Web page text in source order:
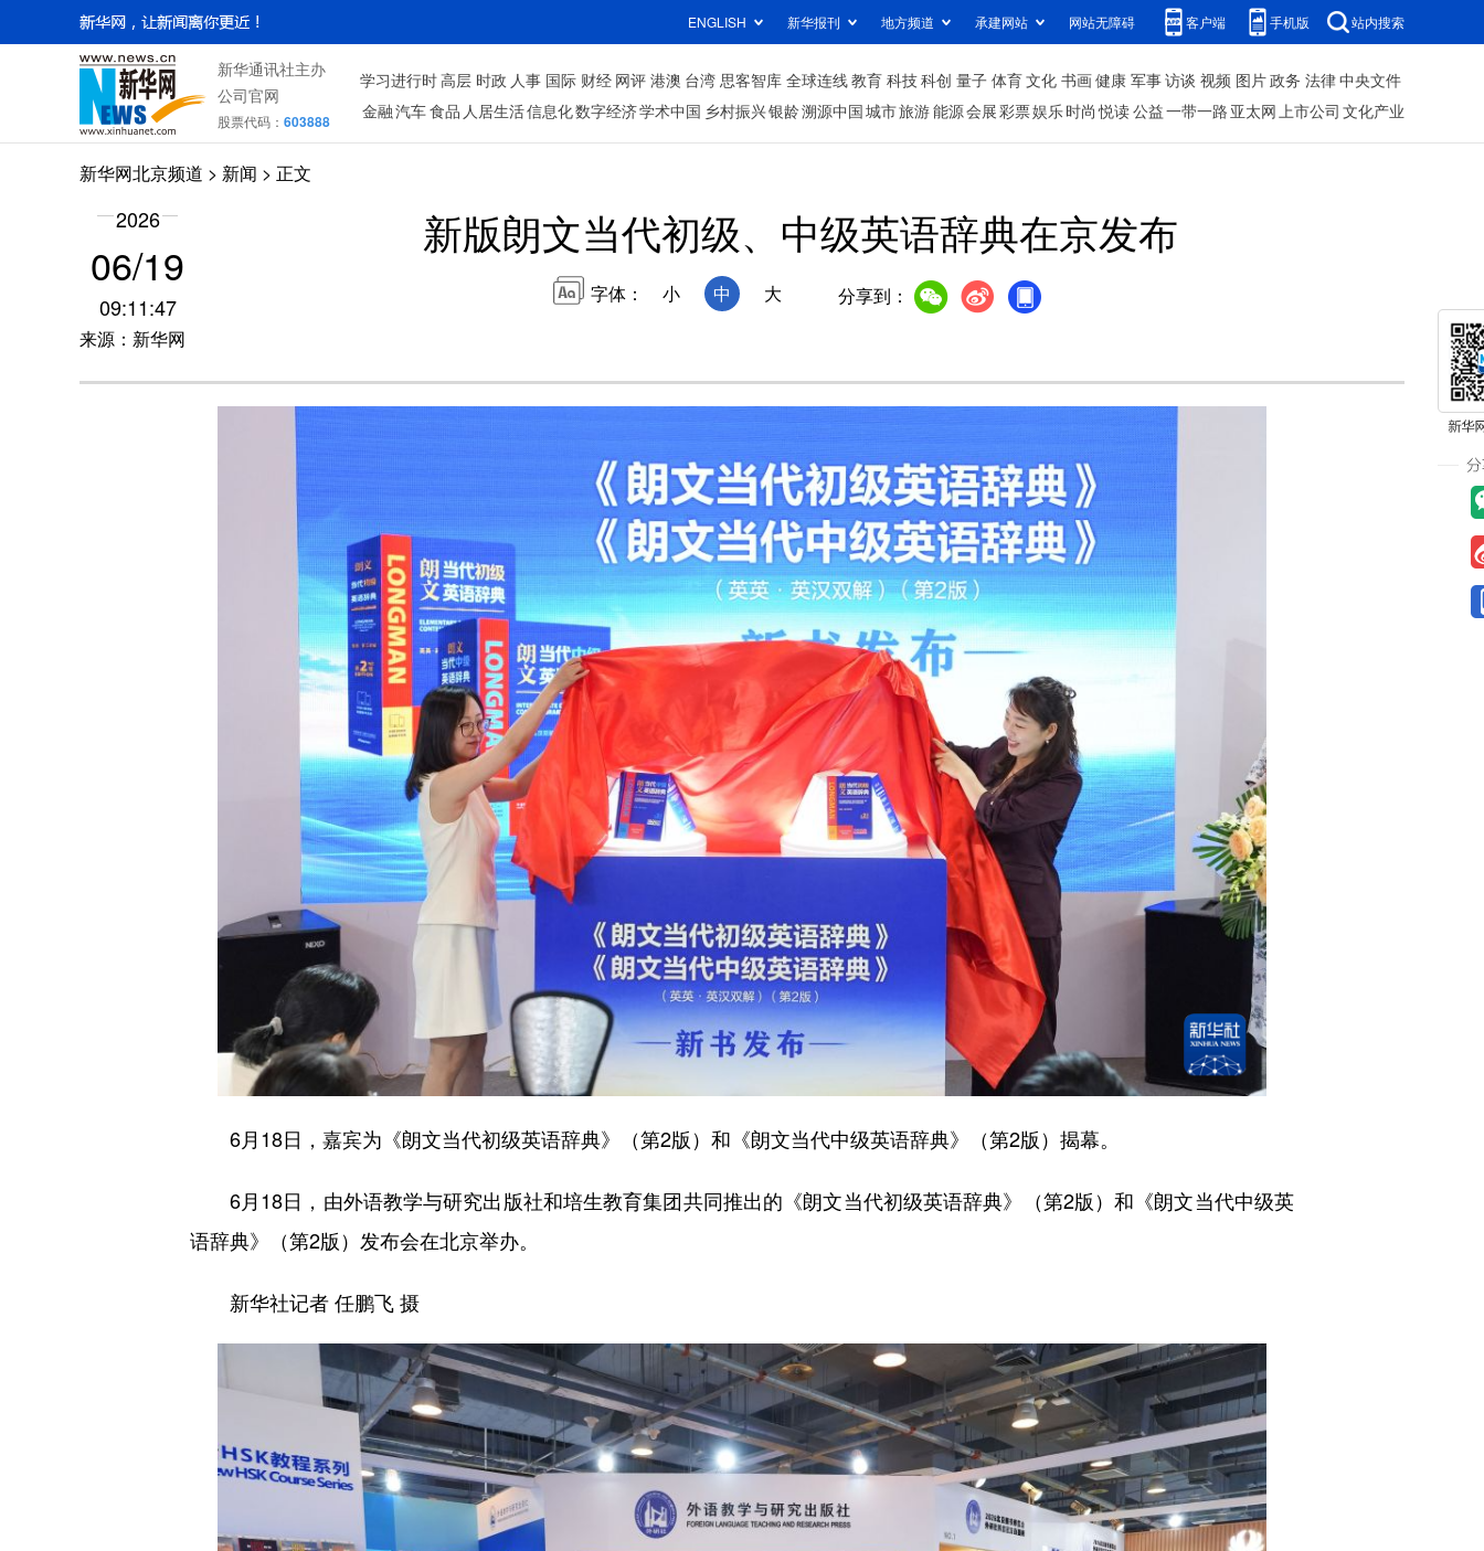
ENGLISH 新华报刊 地方频道 承建网站 网站无障碍 客户端 手机版 站内搜索
新华通讯社主办
公司官网
股票代码： 603888
学习进行时高层 时政 人事 国际 财经 网评 港澳 台湾 思客智库 全球连线教育 科技科创 量子 体育文化 书画健康 军事访谈 视频 图片政务 法律中央文件
金融汽车食品 人居生活信息化数字经济学术中国 乡村振兴银龄溯源中国城市旅游能源会展彩票娱乐时尚 悦读公益一带一路 亚太网上市公司 文化产业
新华网北京频道 > 新闻 > 正文
2026
06/19
09:11:47
来源：新华网
新版朗文当代初级、中级英语辞典在京发布
字体： 小 中 大 分享到：
6月18日，嘉宾为《朗文当代初级英语辞典》（第2版）和《朗文当代中级英语辞典》（第2版）揭幕。
6月18日，由外语教学与研究出版社和培生教育集团共同推出的《朗文当代初级英语辞典》（第2版）和《朗文当代中级英
语辞典》（第2版）发布会在北京举办。
新华社记者 任鹏飞 摄